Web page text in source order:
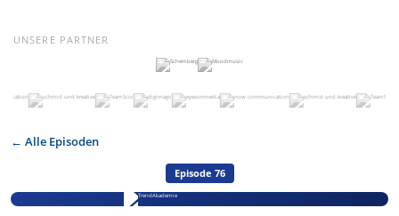
UNSERE PARTNER
← Alle Episoden
Episode 76